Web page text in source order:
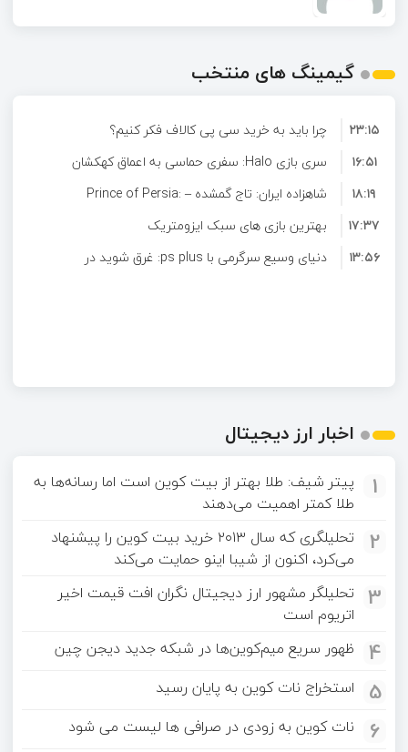
گیمینگ های منتخب
چرا باید به خرید سی پی کالاف فکر کنیم؟
۲۳:۱۵
سری بازی Halo: سفری حماسی به اعماق کهکشان
۱۶:۵۱
شاهزاده ایران: تاج گمشده – Prince of Persia:
The Lost Crown
۱۸:۱۹
بهترین بازی های سبک ایزومتریک
۱۷:۳۷
دنیای وسیع سرگرمی با ps plus: غرق شوید در
۱۳:۵۶
اخبار ارز دیجیتال
1
پیتر شیف: طلا بهتر از بیت کوین است اما رسانه‌ها به
طلا کمتر اهمیت می‌دهند
2
تحلیلگری که سال ۲۰۱۳ خرید بیت کوین را پیشنهاد
می‌کرد، اکنون از شیبا اینو حمایت می‌کند
3 تحلیلگر مشهور ارز دیجیتال نگران افت قیمت اخیر
اتریوم است
4 ظهور سریع میم‌کوین‌ها در شبکه جدید دیجن چین
5 استخراج نات کوین به پایان رسید
6 نات کوین به‌ زودی در صرافی‌ ها لیست می‌ شود